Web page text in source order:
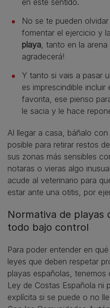
No se te pueden
fomentar el ejercicio y
playa , tanto en la
agradecerá!
Y tanto si vais a pasar
es imprescindible
favorita, ese pienso
le sacia y le hace
Al llegar a casa, báñalo
posible para retirar restos
sus zonas más sensibles
notaras o vieras algo
acude al veterinario para
estar ante una otitis, por
Normativa de playas
todo bajo control
Para poder entender en
leyes que deben respetar
playas españolas,
Ley de Costas Española ni
explícita si se puede o no